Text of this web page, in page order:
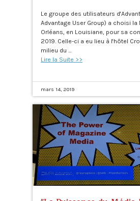
Le groupe des utilisateurs
Advantage User Group) a choisi la
Orléans, en Louisiane, pour sa
2019. Celle-ci a eu lieu à l'hôtel
milieu du …
Lire la Suite >>
mars 14, 2019